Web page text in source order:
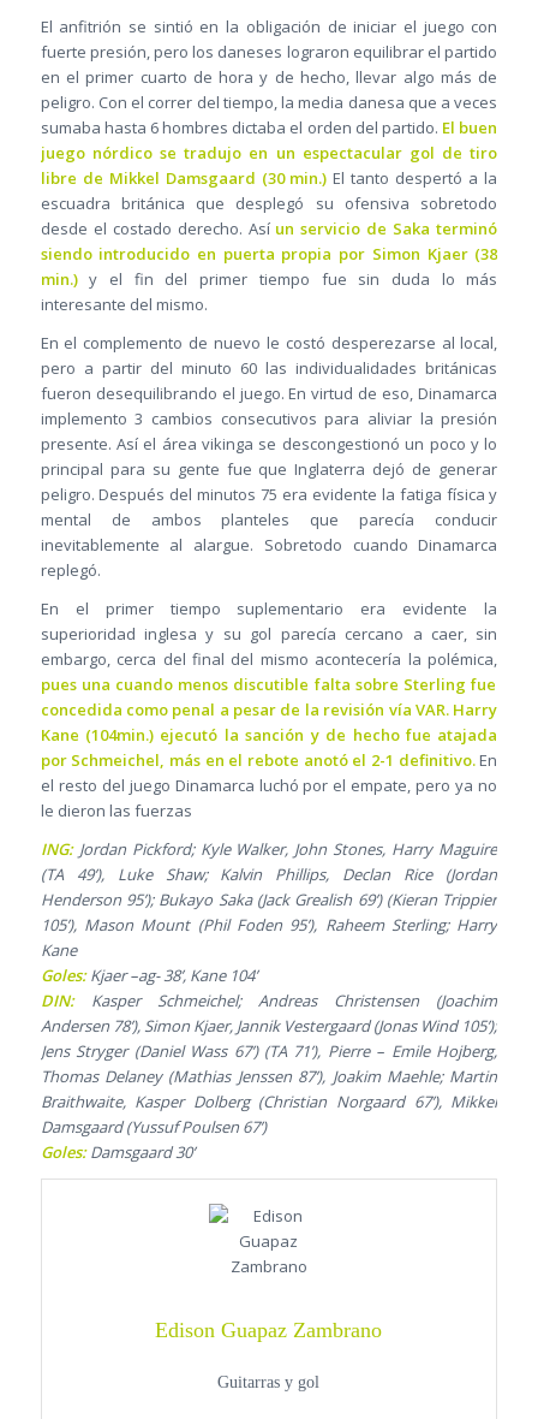
El anfitrión se sintió en la obligación de iniciar el juego con
fuerte presión, pero los daneses lograron equilibrar el partido
en el primer cuarto de hora y de hecho, llevar algo más de
peligro. Con el correr del tiempo, la media danesa que a veces
sumaba hasta 6 hombres dictaba el orden del partido. El buen
juego nórdico se tradujo en un espectacular gol de tiro
libre de Mikkel Damsgaard (30 min.) El tanto despertó a la
escuadra británica que desplegó su ofensiva sobretodo
desde el costado derecho. Así un servicio de Saka terminó
siendo introducido en puerta propia por Simon Kjaer (38
min.)y el fin del primer tiempo fue sin duda lo más
interesante del mismo.
En el complemento de nuevo le costó desperezarse al local,
pero a partir del minuto 60 las individualidades británicas
fueron desequilibrando el juego. En virtud de eso, Dinamarca
implemento 3 cambios consecutivos para aliviar la presión
presente. Así el área vikinga se descongestionó un poco y lo
principal para su gente fue que Inglaterra dejó de generar
peligro. Después del minutos 75 era evidente la fatiga física y
mental de ambos planteles que parecía conducir
inevitablemente al alargue. Sobretodo cuando Dinamarca
replegó.
En el primer tiempo suplementario era evidente la
superioridad inglesa y su gol parecía cercano a caer, sin
embargo, cerca del final del mismo acontecería la polémica,
pues una cuando menos discutible falta sobre Sterling fue
concedida como penal a pesar de la revisión vía VAR. Harry
Kane (104min.) ejecutó la sanción y de hecho fue atajada
por Schmeichel, más en el rebote anotó el 2-1 definitivo.En
el resto del juego Dinamarca luchó por el empate, pero ya no
le dieron las fuerzas
ING:Jordan Pickford; Kyle Walker, John Stones, Harry Maguire
(TA 49’), Luke Shaw; Kalvin Phillips, Declan Rice (Jordan
Henderson 95’); Bukayo Saka (Jack Grealish 69’) (Kieran Trippier
105’), Mason Mount (Phil Foden 95’), Raheem Sterling; Harry
Kane
Goles:Kjaer –ag- 38’, Kane 104’
DIN:Kasper Schmeichel; Andreas Christensen (Joachim
Andersen 78’), Simon Kjaer, Jannik Vestergaard (Jonas Wind 105’);
Jens Stryger (Daniel Wass 67’) (TA 71’), Pierre – Emile Hojberg,
Thomas Delaney (Mathias Jenssen 87’), Joakim Maehle; Martin
Braithwaite, Kasper Dolberg (Christian Norgaard 67’), Mikkel
Damsgaard (Yussuf Poulsen 67’)
Goles:Damsgaard 30’
Edison Guapaz Zambrano
Guitarras y gol